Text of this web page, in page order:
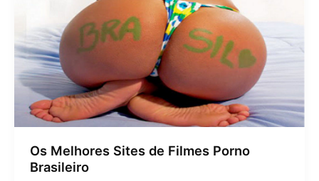
Os Melhores Sites de Filmes Porno
Brasileiro